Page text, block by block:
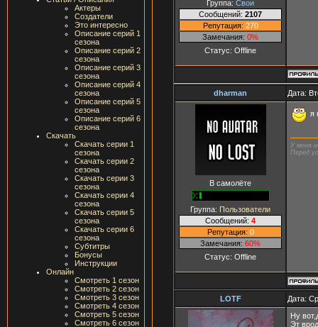
Актеры
Создатели
Это интересно
Описание серий 1
сезона
Описание серий 2
сезона
Описание серий 3
сезона
Описание серий 4
сезона
Описание серий 5
сезона
Описание серий 6
сезона
Скачать
Скачать серии 1
сезона
Скачать серии 2
сезона
Скачать серии 3
сезона
Скачать серии 4
сезона
Скачать серии 5
сезона
Скачать серии 6
сезона
Субтитры
Бонусы
Инструкции
Онлайн
Смотреть 1 сезон
Смотреть 2 сезон
Смотреть 3 сезон
Смотреть 4 сезон
Смотреть 5 сезон
Смотреть 6 сезон
Группа: Свои
Сообщений: 2107
Репутация: 270
Замечания: 0%
Статус: Offline
dharman Дата:
В самолёте
Группа: Пользователи
Сообщений: 4
Репутация: 0
Замечания: 60%
Статус: Offline
я
У меня
Перед
LOTF Дата:
Ну
Эт